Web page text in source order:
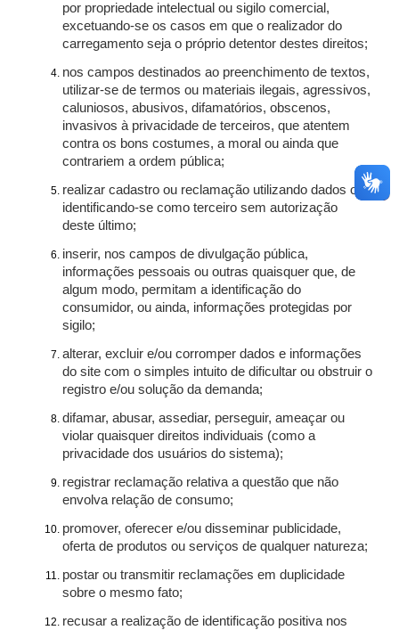
por propriedade intelectual ou sigilo comercial,
excetuando-se os casos em que o realizador do
carregamento seja o próprio detentor destes direitos;
nos campos destinados ao preenchimento de textos,
utilizar-se de termos ou materiais ilegais, agressivos,
caluniosos, abusivos, difamatórios, obscenos,
invasivos à privacidade de terceiros, que atentem
contra os bons costumes, a moral ou ainda que
contrariem a ordem pública;
realizar cadastro ou reclamação utilizando dados ou
identificando-se como terceiro sem autorização
deste último;
inserir, nos campos de divulgação pública,
informações pessoais ou outras quaisquer que, de
algum modo, permitam a identificação do
consumidor, ou ainda, informações protegidas por
sigilo;
alterar, excluir e/ou corromper dados e informações
do site com o simples intuito de dificultar ou obstruir o
registro e/ou solução da demanda;
difamar, abusar, assediar, perseguir, ameaçar ou
violar quaisquer direitos individuais (como a
privacidade dos usuários do sistema);
registrar reclamação relativa a questão que não
envolva relação de consumo;
promover, oferecer e/ou disseminar publicidade,
oferta de produtos ou serviços de qualquer natureza;
postar ou transmitir reclamações em duplicidade
sobre o mesmo fato;
recusar a realização de identificação positiva nos